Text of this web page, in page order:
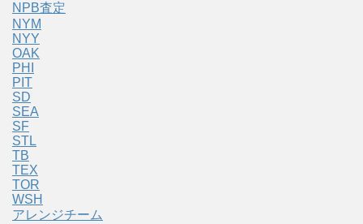
NPB査定
NYM
NYY
OAK
PHI
PIT
SD
SEA
SF
STL
TB
TEX
TOR
WSH
アレンジチーム